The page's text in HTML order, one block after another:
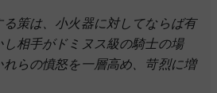
策は、小火器に対してならば有
相手がドミヌス級の騎士の場
らの憤怒を一層高め、苛烈に増